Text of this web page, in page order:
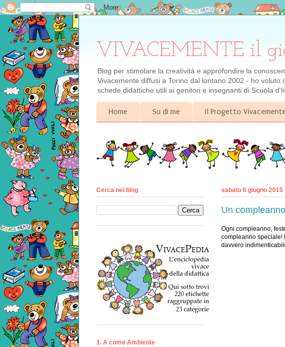
VIVACEMENTE il
Blog per stimolare la creatività e approfondire la
Vivacemente diffusi a Torino dal lontano 2002 - ho
schede didattiche utili ai genitori e insegnanti di Scuola
Home Su di me Il Progetto
sabato 6 giugno 2015
Un
Ogni compleanno,
compleanno speciale!
davvero
Cerca nel blog
1. A come Ambiente